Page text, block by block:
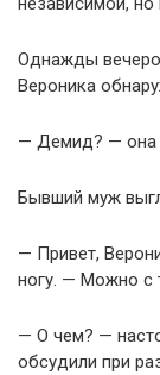
Однажды
Вероника
— Демид? — она
Бывший муж
— Привет,
ногу. — Можно с
— О чем? —
обсудили при